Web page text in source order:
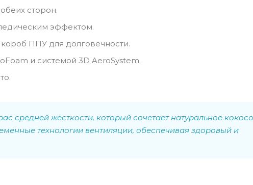
сторон.
эффектом.
ППУ для долговечности.
и системой 3D AeroSystem.
средней жёсткости, который сочетает натуральное
технологии вентиляции, обеспечивая здоровый и